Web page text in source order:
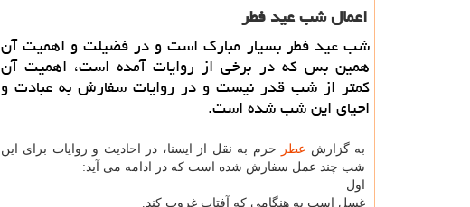
اعمال شب عید فطر
شب عید فطر بسیار مبارک است و در فضیلت و اهمیت آن
همین بس که در برخی از روایات آمده است، اهمیت آن
کمتر از شب قدر نیست و در روایات سفارش به عبادت و
احیای این شب شده است.
به گزارش عطر
حرم به نقل از ایسنا، در احادیث و روایات برای این
شب چند عمل سفارش شده است که در ادامه می آید:
اول
غسل است به هنگامی که آفتاب غروب کند.